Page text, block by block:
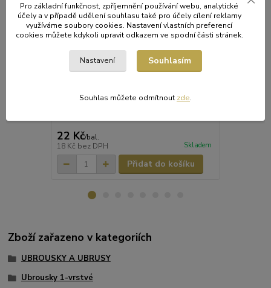
Ubrousek 1vrstvý, 33 x 33 cm bílý [100 ks]
Naše jemné kvalitní ubrousky v elegantní
barvě přinášejí spojení stylu a funkčnosti.
praktické a zároveň estetické řešení pro
stolování.
22 Kč/bal.
18 Kč bez DPH Skladem
Přidat do košíku
cm (složené
Zboží zařazeno v kategoriích
UBROUSKY A UBRUSY
Ubrousky 1-vrstvé
Pro základní funkčnost, zpříjemnění používání webu, analytické
účely a v případě udělení souhlasu také pro účely cílení reklamy
využíváme soubory cookies. Nastavení vlastních preferencí
cookies můžete kdykoli upravit odkazem ve spodní části stránek.
Nastavení Souhlasím
Souhlas můžete odmítnout zde.